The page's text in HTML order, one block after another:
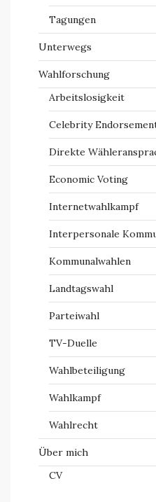
Tagungen
Unterwegs
Wahlforschung
Arbeitslosigkeit
Celebrity
Direkte
Economic Voting
Internetwahlkampf
Interpersonale
Kommunalwahlen
Landtagswahl
Parteiwahl
TV-Duelle
Wahlbeteiligung
Wahlkampf
Wahlrecht
Über mich
CV